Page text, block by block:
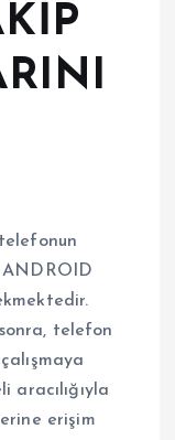
ANDROID
telefon
aracılığıyla
erişim